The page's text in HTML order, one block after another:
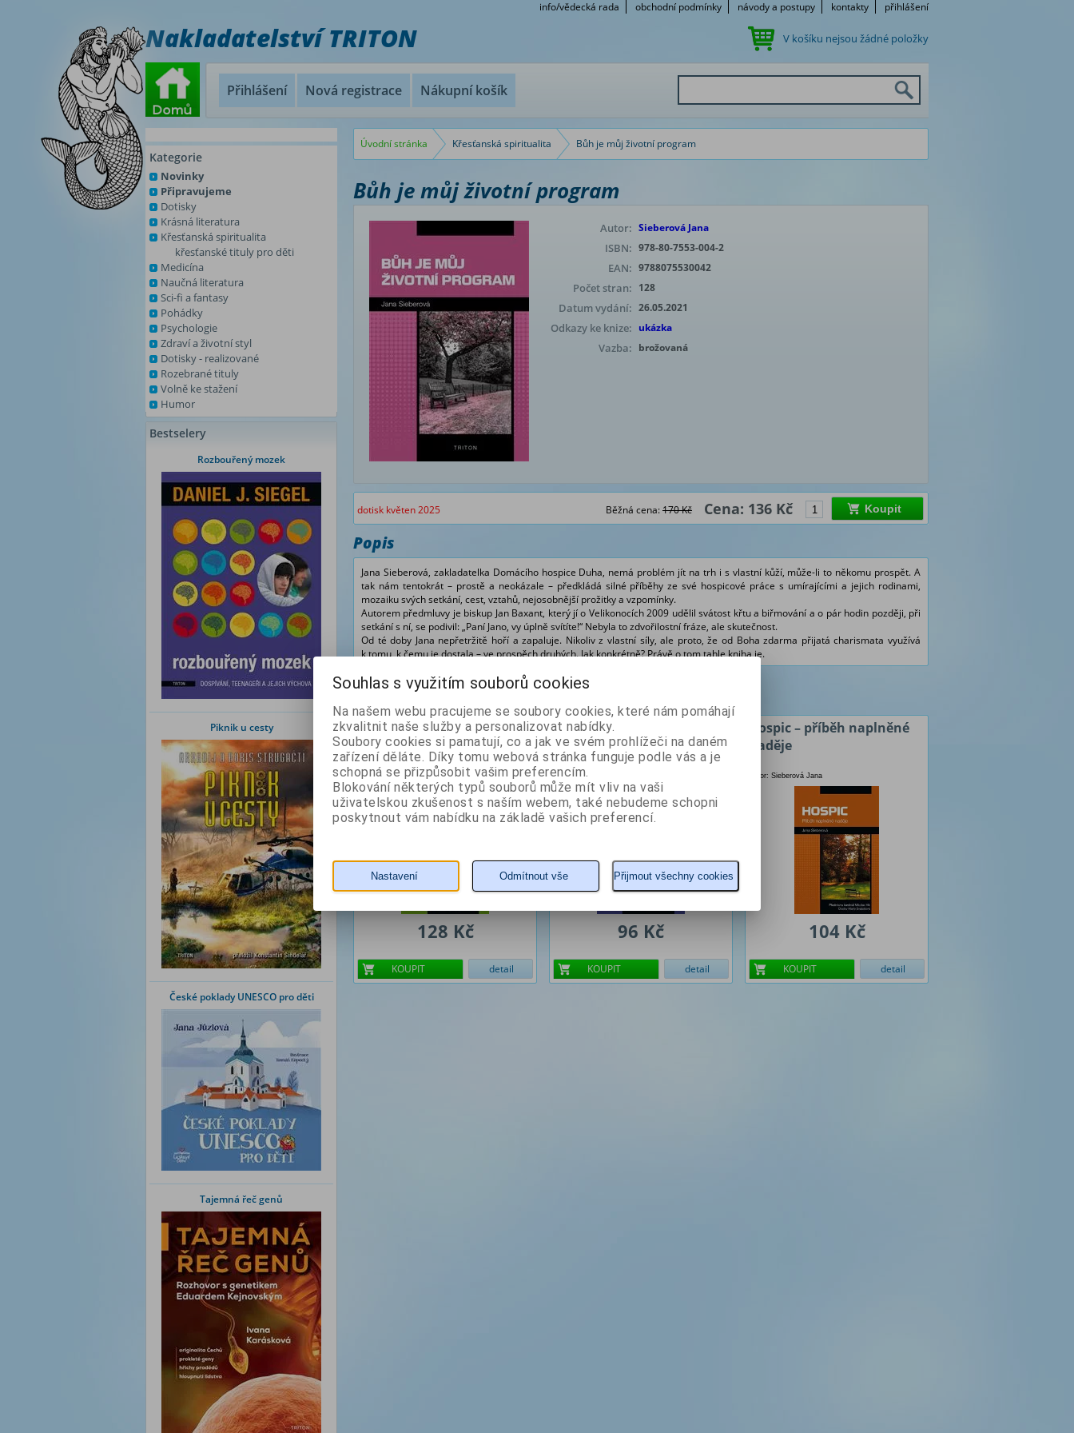
info/vědecká rada obchodní podmínky návody a postupy kontakty přihlášení
Nakladatelství TRITON V košíku nejsou žádné položky
Přihlášení Nová registrace Nákupní košík
Kategorie
Novinky
Připravujeme
Dotisky
Krásná literatura
Křesťanská spiritualita
křesťanské tituly pro děti
Medicína
Naučná literatura
Sci-fi a fantasy
Pohádky
Psychologie
Zdraví a životní styl
Dotisky - realizované
Rozebrané tituly
Volně ke stažení
Humor
Bestselery
Rozbouřený mozek
Piknik u cesty
České poklady UNESCO pro děti
Tajemná řeč genů
Úvodní stránka Křesťanská spiritualita Bůh je můj životní program
Bůh je můj životní program
Autor: Sieberová Jana
ISBN: 978-80-7553-004-2
EAN: 9788075530042
Počet stran: 128
Datum vydání: 26.05.2021
Odkazy ke knize: ukázka
Vazba: brožovaná
dotisk květen 2025 Běžná cena:170 Kč Cena: 136 Kč Koupit
Popis
Jana Sieberová, zakladatelka Domácího hospice Duha, nemá problém jít na trh i s vlastní kůží, může-li to někomu prospět. A
tak nám tentokrát – prostě a neokázale – předkládá silné příběhy ze své hospicové práce s umírajícími a jejich rodinami,
mozaiku svých setkání, cest, vztahů, nejosobnější prožitky a vzpomínky.
Autorem předmluvy je biskup Jan Baxant, který jí o Velikonocích 2009 udělil svátost křtu a biřmování a o pár hodin později, při
setkání s ní, se podivil: „Paní Jano, vy úplně svítíte!“ Nebyla to zdvořilostní fráze, ale skutečnost.
Od té doby Jana nepřetržitě hoří a zapaluje. Nikoliv z vlastní síly, ale proto, že od Boha zdarma přijatá charismata využívá
k tomu, k čemu je dostala – ve prospěch druhých. Jak konkrétně? Právě o tom tahle kniha je.
Z naší nabídky vám doporučujeme
Naděje na konci cesty
Autor: Sieberová Jana
128 Kč
KOUPIT detail
Proč máme strach ze
smrti?
Autor: Sieberová Jana
96 Kč
KOUPIT detail
Hospic – příběh naplněné
naděje
Autor: Sieberová Jana
104 Kč
KOUPIT detail
Souhlas s využitím souborů cookies
Na našem webu pracujeme se soubory cookies, které nám pomáhají
zkvalitnit naše služby a personalizovat nabídky.
Soubory cookies si pamatují, co a jak ve svém prohlížeči na daném
zařízení děláte. Díky tomu webová stránka funguje podle vás a je
schopná se přizpůsobit vašim preferencím.
Blokování některých typů souborů může mít vliv na vaši
uživatelskou zkušenost s naším webem, také nebudeme schopni
poskytnout vám nabídku na základě vašich preferencí.
Nastavení Odmítnout vše Přijmout všechny cookies